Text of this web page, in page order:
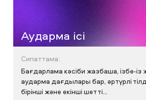
Аударма ісі
Сипаттама:
Бағдарлама кәсіби жазбаша, ізбе-із
аударма дағдылары бар, әртүрлі
бірінші және екінші шет ті...